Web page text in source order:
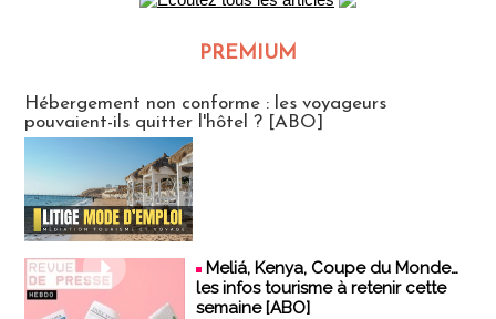
PREMIUM
Hébergement non conforme : les voyageurs
pouvaient-ils quitter l'hôtel ? [ABO]
Meliá, Kenya, Coupe du Monde…
les infos tourisme à retenir cette
semaine [ABO]